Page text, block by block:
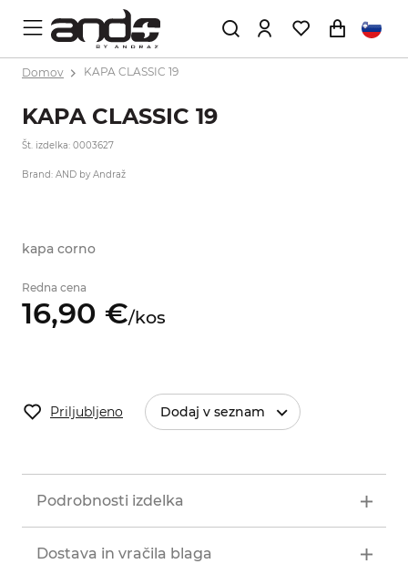
Domov KAPA CLASSIC 19
KAPA CLASSIC 19
Št. izdelka: 0003627
Brand: AND by Andraž
kapa corno
Redna cena
16,90 €/kos
Priljubljeno Dodaj v seznam
Podrobnosti izdelka
Dostava in vračila blaga